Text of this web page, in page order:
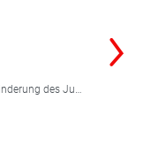
Antiallergikum zur lokalen Behandlung/Linderung des Juckreizes bei Hauterkrankungen, von Insektenstichen, leichten Verbrennungen und Sonnenbrand.